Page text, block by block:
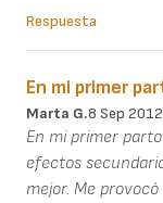
Respuesta
En mi primer
Marta G.8 Sep 2012
En mi primer
efectos
mejor. Me